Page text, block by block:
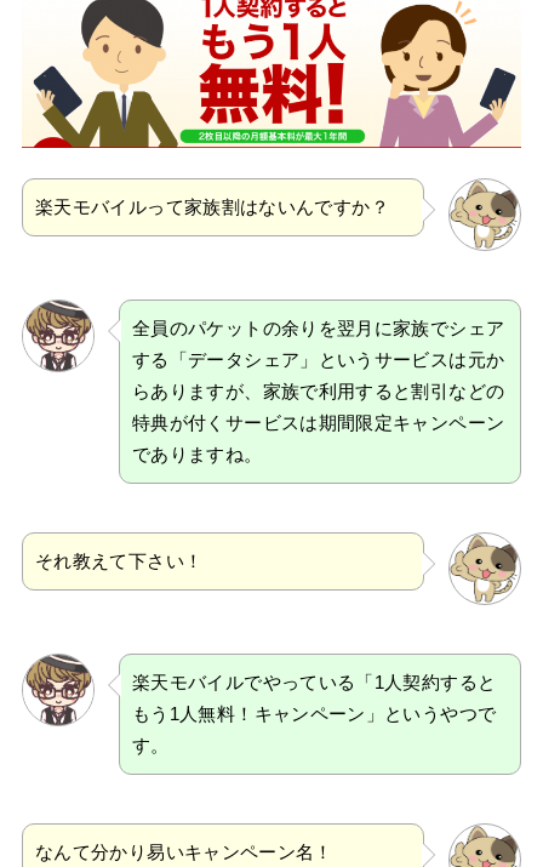
楽天モバイルって家族割はないんですか？
全員のパケットの余りを翌月に家族でシェア
する「データシェア」というサービスは元か
らありますが、家族で利用すると割引などの
特典が付くサービスは期間限定キャンペーン
でありますね。
それ教えて下さい！
楽天モバイルでやっている「1人契約すると
もう1人無料！キャンペーン」というやつで
す。
なんて分かり易いキャンペーン名！